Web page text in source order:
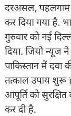
दरअसल,
कर दिया गया है.
गुरुवार को नई
दिया. जियो न्यूज
पाकिस्तान में दवा
तत्काल उपाय शुरू
आपूर्ति को
कर दी है.